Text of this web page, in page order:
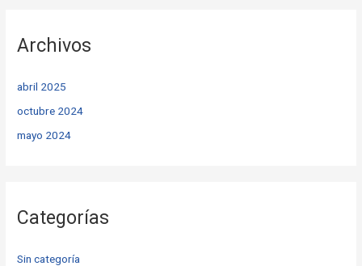
Archivos
abril 2025
octubre 2024
mayo 2024
Categorías
Sin categoría